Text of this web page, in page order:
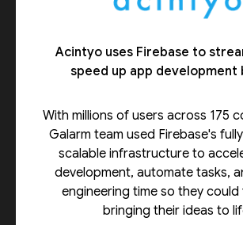
Acintyo uses Firebase to
speed up app development
With millions of users across 175
Galarm team used Firebase's
scalable infrastructure to
development, automate tasks,
engineering time so they
bringing their ideas to